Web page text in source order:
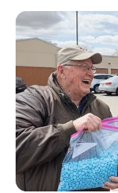
ന്യൂഡല്‍ഹി:
സര്‍ക്കാര്‍
സഹമന്ത്രി